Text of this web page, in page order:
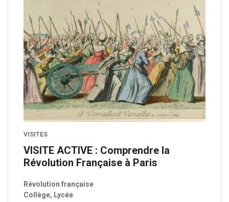
VISITES
VISITE ACTIVE : Comprendre la
Révolution Française à Paris
Révolution française
Collège, Lycée